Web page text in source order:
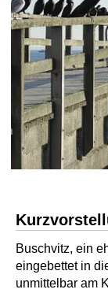
Buschvitz, ein
eingebettet in
unmittelbar am